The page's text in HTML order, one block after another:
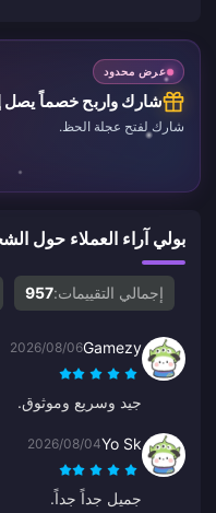
عرض محدود
شارك واربح خصماً يصل إلى
شارك لفتح عجلة الحظ.
بولي آراء العملاء حول
إجمالي التقييمات:957
Gamezy
2026/08/06
جيد وسريع وموثوق.
Yo Sk
2026/08/04
جميل جداً جداً.